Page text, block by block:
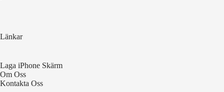
Länkar
Laga iPhone Skärm
Om Oss
Kontakta Oss